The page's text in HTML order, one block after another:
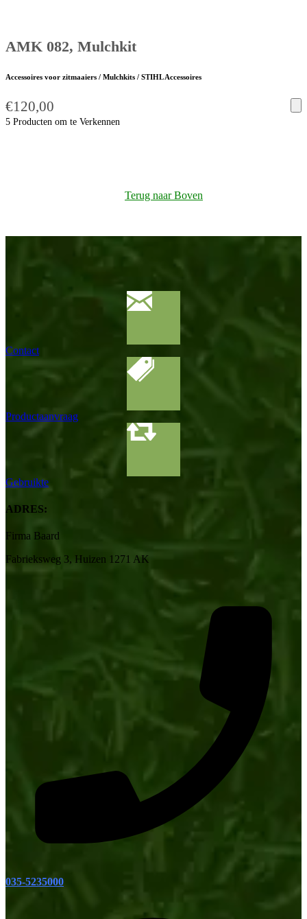
AMK 082, Mulchkit
Accessoires voor zitmaaiers / Mulchkits / STIHL Accessoires
€120,00
5 Producten om te Verkennen
Terug naar Boven
Contact
Productaanvraag
Gebruikte
ADRES:
Firma Baard
Fabrieksweg 3, Huizen 1271 AK
035-5235000